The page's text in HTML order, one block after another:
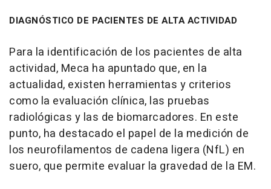
DIAGNÓSTICO DE PACIENTES DE ALTA ACTIVIDAD
Para la identificación de los pacientes de alta
actividad, Meca ha apuntado que, en la
actualidad, existen herramientas y criterios
como la evaluación clínica, las pruebas
radiológicas y las de biomarcadores. En este
punto, ha destacado el papel de la medición de
los neurofilamentos de cadena ligera (NfL) en
suero, que permite evaluar la gravedad de la EM.